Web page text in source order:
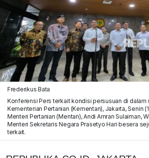
Frederikus Bata
Konferensi Pers terkait kondisi persusuan di dalam
Kementerian Pertanian (Kementan), Jakarta, Senin
Menteri Pertanian (Mentan), Andi Amran Sulaiman,
Menteri Sekretaris Negara Prasetyo Hari besera
terkait.